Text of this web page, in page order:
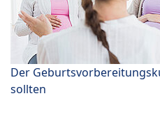
Der
sollten